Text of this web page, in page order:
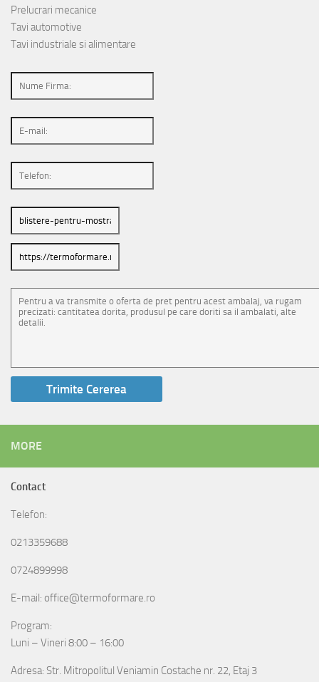
Prelucrari mecanice
Tavi automotive
Tavi industriale si alimentare
MORE
Contact
Telefon:
0213359688
0724899998
E-mail: office@termoformare.ro
Program:
Luni – Vineri 8:00 – 16:00
Adresa: Str. Mitropolitul Veniamin Costache nr. 22, Etaj 3